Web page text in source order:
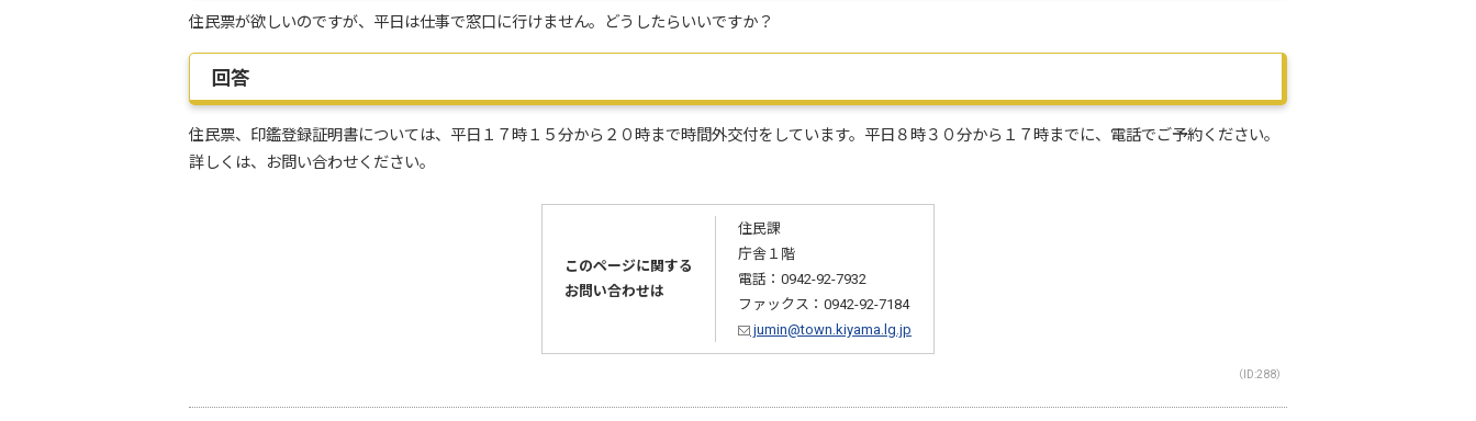
住民票が欲しいのですが、平日は仕事で窓口に行けません。どうしたらいいですか？
回答
住民票、印鑑登録証明書については、平日１７時１５分から２０時まで時間外交付をしています。平日８時３０分から１７時までに、電話でご予約ください。
詳しくは、お問い合わせください。
このページに関する
お問い合わせは
住民課
庁舎１階
電話：0942-92-7932
ファックス：0942-92-7184
jumin@town.kiyama.lg.jp
（ID:288）